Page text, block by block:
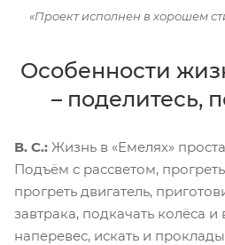
«Проект исполнен в хорошем
Особенности
– поделитесь,
В. С.: Жизнь в «Емелях»
Подъём с рассветом,
прогреть двигатель,
завтрака, подкачать колёса
наперевес, искать и